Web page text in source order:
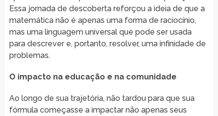
Essa jornada de descoberta reforçou a ideia de que a
matemática não é apenas uma forma de raciocínio,
mas uma linguagem universal que pode ser usada
para descrever e, portanto, resolver, uma infinidade de
problemas.
O impacto na educação e na comunidade
Ao longo de sua trajetória, não tardou para que sua
fórmula começasse a impactar não apenas seus